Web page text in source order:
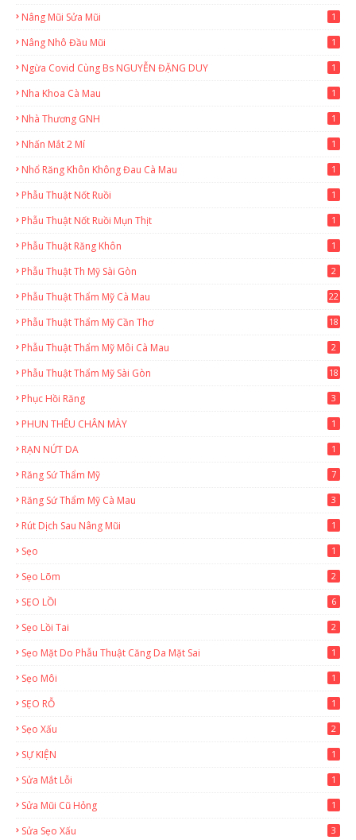
Nâng Mũi Sửa Mũi 1
Nâng Nhô Đầu Mũi 1
Ngừa Covid Cùng Bs NGUYỄN ĐẶNG DUY 1
Nha Khoa Cà Mau 1
Nhà Thương GNH 1
Nhấn Mắt 2 Mí 1
Nhổ Răng Khôn Không Đau Cà Mau 1
Phẫu Thuật Nốt Ruồi 1
Phẫu Thuật Nốt Ruồi Mụn Thịt 1
Phẫu Thuật Răng Khôn 1
Phẫu Thuật Th Mỹ Sài Gòn 2
Phẫu Thuật Thẩm Mỹ Cà Mau
22
Phẫu Thuật Thẩm Mỹ Cần Thơ
18
Phẫu Thuật Thẩm Mỹ Môi Cà Mau 2
Phẫu Thuật Thẩm Mỹ Sài Gòn
18
Phục Hồi Răng 3
PHUN THÊU CHÂN MÀY 1
RẠN NỨT DA 1
Răng Sứ Thẩm Mỹ 7
Răng Sứ Thẩm Mỹ Cà Mau 3
Rút Dịch Sau Nâng Mũi 1
Sẹo 1
Sẹo Lõm 2
SẸO LỒI 6
Sẹo Lồi Tai 2
Sẹo Mặt Do Phẫu Thuật Căng Da Mặt Sai 1
Sẹo Môi 1
SẸO RỖ 1
Sẹo Xấu 2
SỰ KIỆN 1
Sửa Mắt Lỗi 1
Sửa Mũi Cũ Hỏng 1
Sửa Sẹo Xấu 3